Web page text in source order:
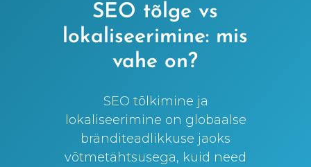
SEO tõlge vs
lokaliseerimine: mis
vahe on?
SEO tõlkimine ja
lokaliseerimine on globaalse
bränditeadlikkuse jaoks
võtmetähtsusega, kuid need